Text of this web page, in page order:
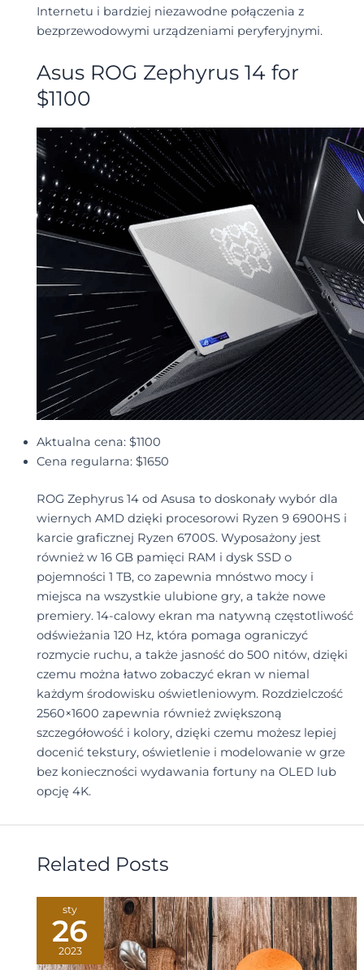
Internetu i bardziej niezawodne połączenia z
bezprzewodowymi urządzeniami peryferyjnymi.
Asus ROG Zephyrus 14 for
$1100
Aktualna cena: $1100
Cena regularna: $1650
ROG Zephyrus 14 od Asusa to doskonały wybór dla
wiernych AMD dzięki procesorowi Ryzen 9 6900HS i
karcie graficznej Ryzen 6700S. Wyposażony jest
również w 16 GB pamięci RAM i dysk SSD o
pojemności 1 TB, co zapewnia mnóstwo mocy i
miejsca na wszystkie ulubione gry, a także nowe
premiery. 14-calowy ekran ma natywną częstotliwość
odświeżania 120 Hz, która pomaga ograniczyć
rozmycie ruchu, a także jasność do 500 nitów, dzięki
czemu można łatwo zobaczyć ekran w niemal
każdym środowisku oświetleniowym. Rozdzielczość
2560×1600 zapewnia również zwiększoną
szczegółowość i kolory, dzięki czemu możesz lepiej
docenić tekstury, oświetlenie i modelowanie w grze
bez konieczności wydawania fortuny na OLED lub
opcję 4K.
Related Posts
sty
26
2023